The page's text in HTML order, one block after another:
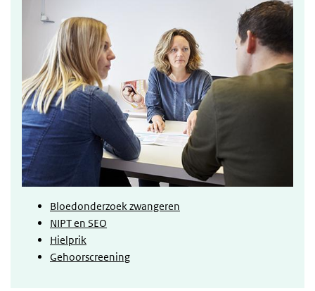
Bloedonderzoek zwangeren
NIPT en SEO
Hielprik
Gehoorscreening